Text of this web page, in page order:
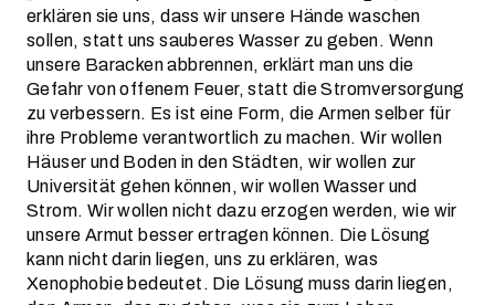
erklären sie uns, dass wir unsere Hände waschen
sollen, statt uns sauberes Wasser zu geben. Wenn
unsere Baracken abbrennen, erklärt man uns die
Gefahr von offenem Feuer, statt die Stromversorgung
zu verbessern. Es ist eine Form, die Armen selber für
ihre Probleme verantwortlich zu machen. Wir wollen
Häuser und Boden in den Städten, wir wollen zur
Universität gehen können, wir wollen Wasser und
Strom. Wir wollen nicht dazu erzogen werden, wie wir
unsere Armut besser ertragen können. Die Lösung
kann nicht darin liegen, uns zu erklären, was
Xenophobie bedeutet. Die Lösung muss darin liegen,